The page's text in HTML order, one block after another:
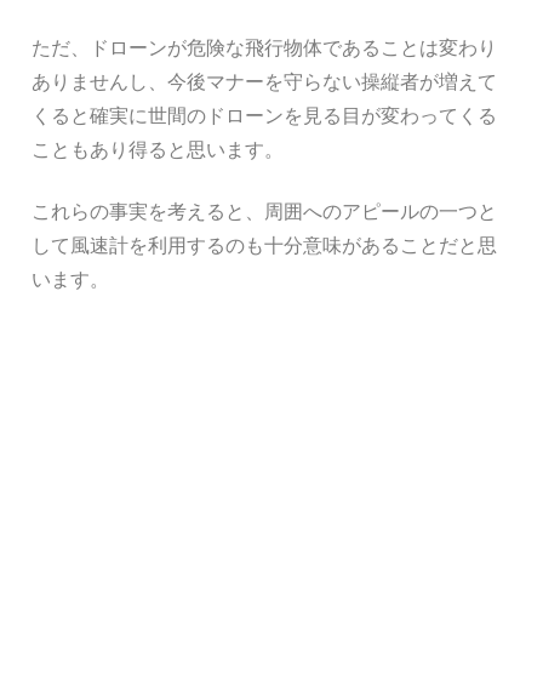
ただ、ドローンが危険な飛行物体であることは変わり
ありませんし、今後マナーを守らない操縦者が増えて
くると確実に世間のドローンを見る目が変わってくる
こともあり得ると思います。
これらの事実を考えると、周囲へのアピールの一つと
して風速計を利用するのも十分意味があることだと思
います。